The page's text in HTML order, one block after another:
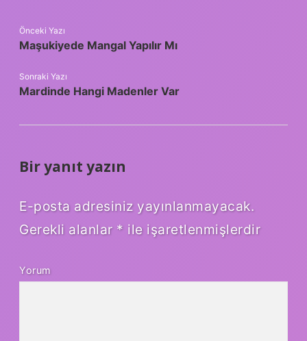
Önceki Yazı
Maşukiyede Mangal Yapılır Mı
Sonraki Yazı
Mardinde Hangi Madenler Var
Bir yanıt yazın
E-posta adresiniz yayınlanmayacak.
Gerekli alanlar * ile işaretlenmişlerdir
Yorum